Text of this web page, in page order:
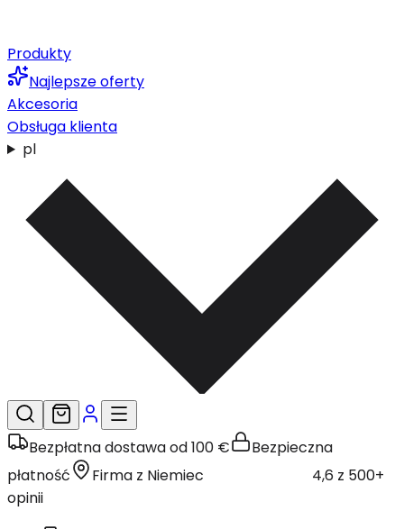
Produkty
Najlepsze oferty
Akcesoria
Obsługa klienta
pl
Bezpłatna dostawa od 100 €
Bezpieczna
płatność
Firma z Niemiec
4,6 z 500+
opinii